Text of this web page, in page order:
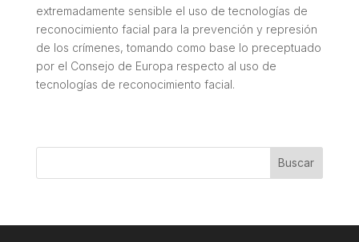
extremadamente sensible el uso de tecnologías de
reconocimiento facial para la prevención y represión
de los crímenes, tomando como base lo preceptuado
por el Consejo de Europa respecto al uso de
tecnologías de reconocimiento facial.
Buscar